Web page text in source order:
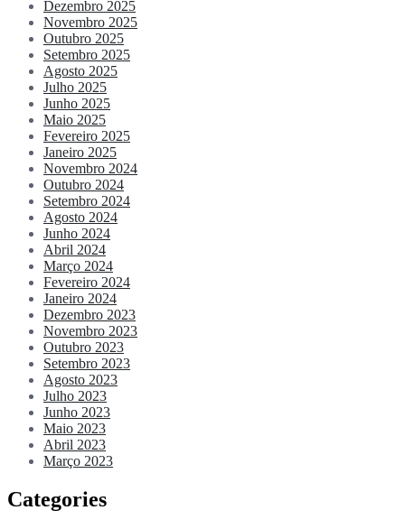
Dezembro 2025
Novembro 2025
Outubro 2025
Setembro 2025
Agosto 2025
Julho 2025
Junho 2025
Maio 2025
Fevereiro 2025
Janeiro 2025
Novembro 2024
Outubro 2024
Setembro 2024
Agosto 2024
Junho 2024
Abril 2024
Março 2024
Fevereiro 2024
Janeiro 2024
Dezembro 2023
Novembro 2023
Outubro 2023
Setembro 2023
Agosto 2023
Julho 2023
Junho 2023
Maio 2023
Abril 2023
Março 2023
Categories